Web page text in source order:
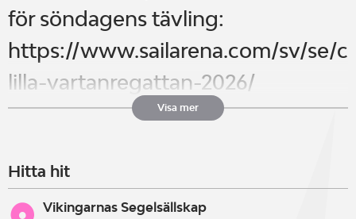
för söndagens tävling:
https://www.sailarena.com/sv/se/
lilla-vartanregattan-2026/
Vikingarnas Segelsällskap bjuder
in till en träningsdag för
Visa mer
Hitta hit
Vikingarnas Segelsällskap